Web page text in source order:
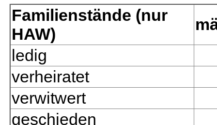
Familienstände (nur
HAW)
ledig
verheiratet
verwitwert
geschieden